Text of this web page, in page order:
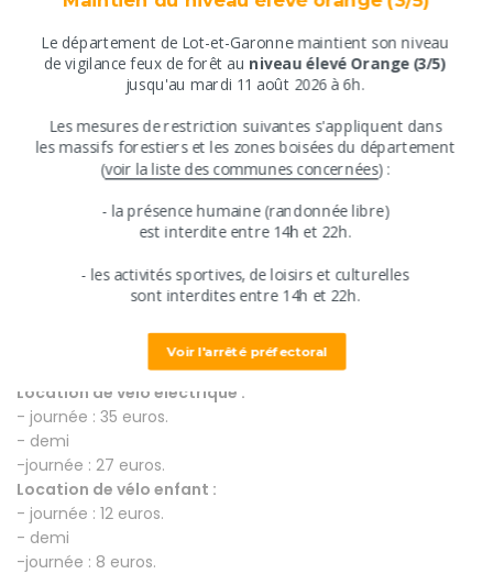
Groupes acceptés
Location de vélo adulte :
-journée : 12 euros.
Location de vélo électrique :
- journée : 35 euros.
- demi
-journée : 27 euros.
Location de vélo enfant :
- journée : 12 euros.
- demi
-journée : 8 euros.
Le département de Lot-et-Garonne maintient son niveau
​de vigilance feux de forêt au niveau élevé Orange (3/5)
jusqu'au mardi 11 août 2026 à 6h.
​Les mesures de restriction suivantes s'appliquent ​dans
​les massifs forestiers et les zones boisées du département
​(voir la liste des communes concernées) :
​​- ​la présence humaine (randonnée libre)
​est interdite entre ​14h et 22h.
​- les activités sportives, de loisirs et culturelles
​sont interdites ​entre 14h et 22h.
Voir l'arrêté préfectoral